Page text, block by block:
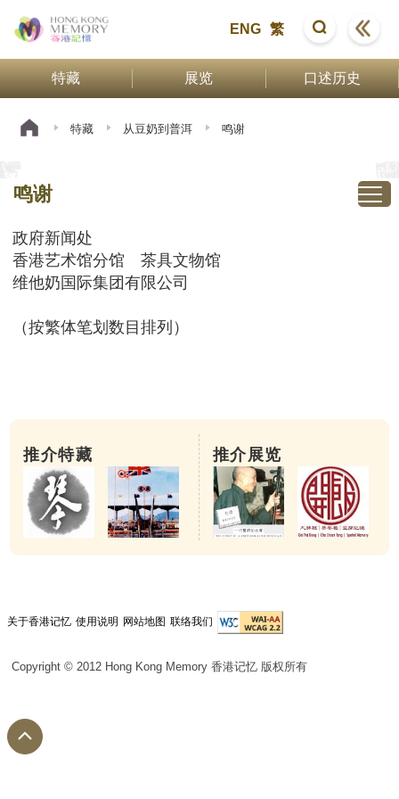
ENG 繁
特藏 展览 口述历史
特藏 从豆奶到普洱 鸣谢
鸣谢
政府新闻处
香港艺术馆分馆 茶具文物馆
维他奶国际集团有限公司
（按繁体笔划数目排列）
推介特藏 推介展览
关于香港记忆 使用说明 网站地图 联络我们
Copyright © 2012 Hong Kong Memory 香港记忆 版权所有